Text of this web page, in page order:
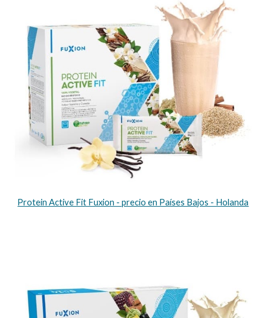
Protein Active Fit Fuxion - precio en Países Bajos - Holanda